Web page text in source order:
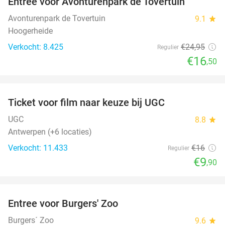
Avonturenpark de Tovertuin 9.1 star
Hoogerheide
Verkocht: 8.425
Regulier €24,95
€16,50
Ticket voor film naar keuze bij UGC
UGC 8.8 star
Antwerpen (+6 locaties)
Verkocht: 11.433
Regulier €16
€9,90
Entree voor Burgers' Zoo
Burgers´ Zoo 9.6 star